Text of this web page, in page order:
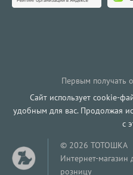
Первым получать
Сайт использует cookie-
удобным для вас. Продолжая
с
© 2026 ТОТОШКА
Интернет-
розницу